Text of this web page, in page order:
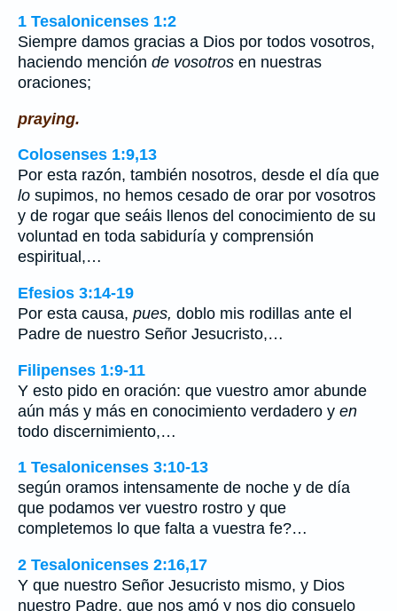
1 Tesalonicenses 1:2
Siempre damos gracias a Dios por todos vosotros,
haciendo mención de vosotros en nuestras
oraciones;
praying.
Colosenses 1:9,13
Por esta razón, también nosotros, desde el día que
lo supimos, no hemos cesado de orar por vosotros
y de rogar que seáis llenos del conocimiento de su
voluntad en toda sabiduría y comprensión
espiritual,…
Efesios 3:14-19
Por esta causa, pues, doblo mis rodillas ante el
Padre de nuestro Señor Jesucristo,…
Filipenses 1:9-11
Y esto pido en oración: que vuestro amor abunde
aún más y más en conocimiento verdadero y en
todo discernimiento,…
1 Tesalonicenses 3:10-13
según oramos intensamente de noche y de día
que podamos ver vuestro rostro y que
completemos lo que falta a vuestra fe?…
2 Tesalonicenses 2:16,17
Y que nuestro Señor Jesucristo mismo, y Dios
nuestro Padre, que nos amó y nos dio consuelo